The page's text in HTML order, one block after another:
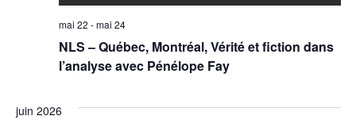
NLS – Québec, Montréal, Vérité et fiction dans
l’analyse avec Pénélope Fay
mai 22 -mai 24
juin 2026